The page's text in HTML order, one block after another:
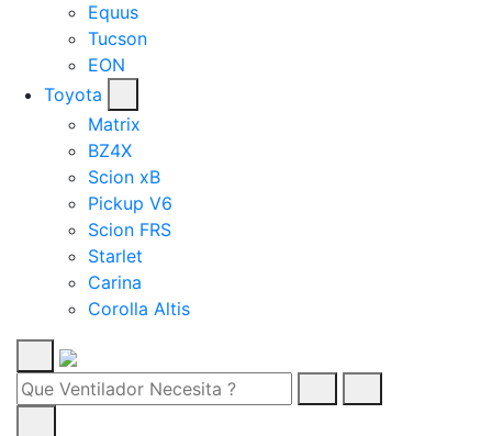
Equus
Tucson
EON
Toyota
Matrix
BZ4X
Scion xB
Pickup V6
Scion FRS
Starlet
Carina
Corolla Altis